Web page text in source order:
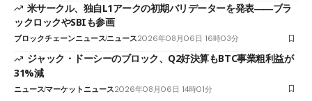
米サークル、独自L1アークの初期バリデーターを発表――ブラ
ックロックやSBIも参画
ブロックチェーンニュースニュース2026年08月06日 16時03分
ジャック・ドーシーのブロック、Q2好決算もBTC事業粗利益が
31%減
ニュースマーケットニュース2026年08月06日 14時01分